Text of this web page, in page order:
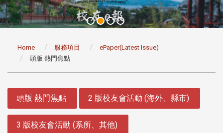
Home 服務項目
ePaper(Latest Issue)
頭版 熱門焦點
頭版 熱門焦點 2 版校友會活動 (海外、縣市)
3 版校友會活動 (系所、其他)